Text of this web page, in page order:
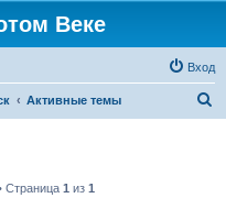
Веке
Вход
Активные темы
Страница 1 из 1